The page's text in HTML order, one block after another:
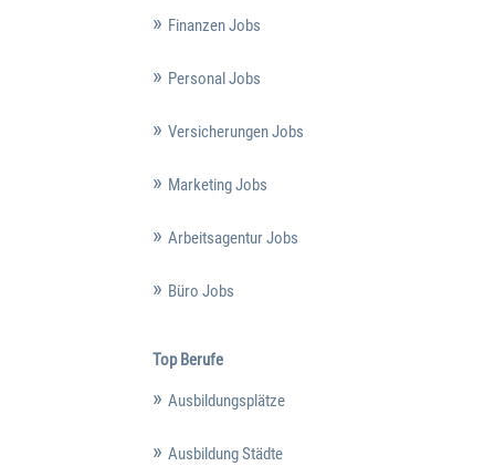
Finanzen Jobs
Personal Jobs
Versicherungen Jobs
Marketing Jobs
Arbeitsagentur Jobs
Büro Jobs
Top Berufe
Ausbildungsplätze
Ausbildung Städte